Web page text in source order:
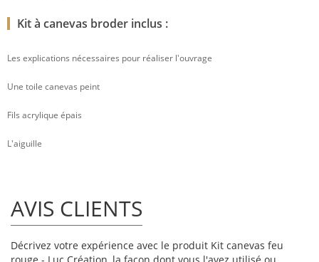
Kit à canevas broder inclus :
Les explications nécessaires pour réaliser l'ouvrage
Une toile canevas peint
Fils acrylique épais
L'aiguille
AVIS CLIENTS
Décrivez votre expérience avec le produit Kit canevas feu